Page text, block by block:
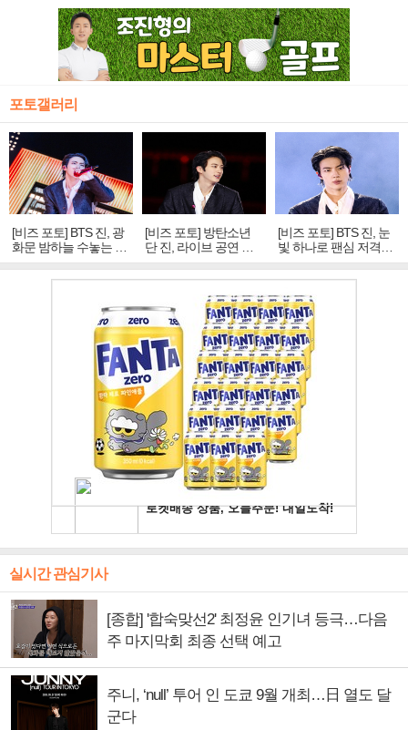
포토갤러리
[비즈 포토] BTS 진, 광
화문 밤하늘 수놓는 '비
주얼 킹'의 열창
[비즈 포토] 방탄소년
단 진, 라이브 공연 중
빛나는 독보적 아우라
[비즈 포토] BTS 진, 눈
빛 하나로 팬심 저격…
독보적 카리스마
실시간 관심기사
[종합] '합숙맞선2' 최정윤 인기녀 등극…다음
주 마지막회 최종 선택 예고
주니, ‘null’ 투어 인 도쿄 9월 개최…日 열도 달
군다